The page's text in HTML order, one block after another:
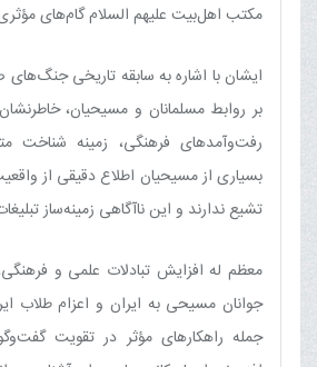
مکتب اهل‌بیت علیهم السلام گام‌های مؤثری
ایشان با اشاره به سابقه تاریخی جنگ‌های
بر روابط مسلمانان و مسیحیان، خاطرنشان
رفت‌وآمدهای فرهنگی، زمینه شناخت
بسیاری از مسیحیان اطلاع دقیقی از
تشیع ندارند و این ناآگاهی زمینه‌ساز
معظم له افزایش تبادلات علمی و
جوانان مسیحی به ایران و اعزام طلاب
جمله راهکارهای مؤثر در تقویت